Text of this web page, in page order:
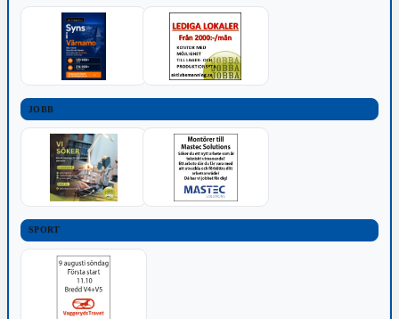
JOBB
SPORT